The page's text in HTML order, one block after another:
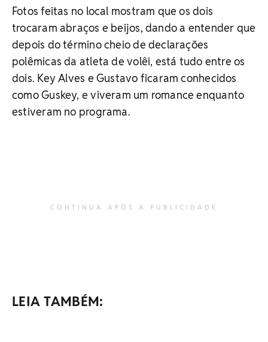
Fotos feitas no local mostram que os dois
trocaram abraços e beijos, dando a entender que
depois do término cheio de declarações
polêmicas da atleta de volêi, está tudo entre os
dois. Key Alves e Gustavo ficaram conhecidos
como Guskey, e viveram um romance enquanto
estiveram no programa.
CONTINUA APÓS A PUBLICIDADE
LEIA TAMBÉM: